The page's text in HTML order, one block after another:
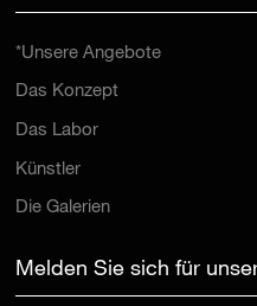
*Unsere Angebote
Das Konzept
Das Labor
Künstler
Die Galerien
Melden Sie sich für